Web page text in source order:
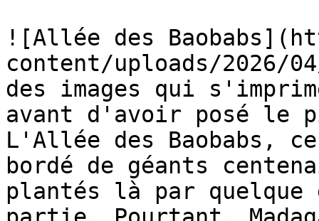
![Allée des
content/uploads/2026/
des images qui
avant d'avoir posé le
L'Allée des Baobabs,
bordé de géants
plantés là par quelque